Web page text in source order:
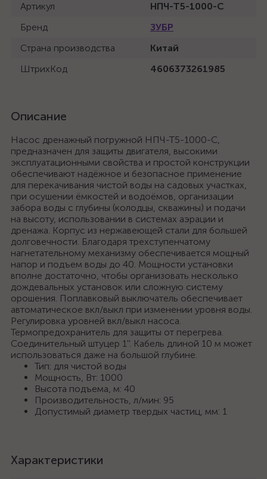
Артикул
НПЧ-Т5-1000-С
Бренд
ЗУБР
Страна производства
Китай
ШтрихКод
4606373261985
Описание
Насос дренажный погружной НПЧ-Т5-1000-С,
предназначен для защиты двигателя, высокими
эксплуатационными свойства и простой конструкции
обеспечивают надёжное и безопасное применение
для перекачивания чистой воды на садовых участках,
при осушении ёмкостей и водоёмов, организации
забора воды с глубины (колодцы, скважины) и подачи
на высоту, использовании в системах аэрации и
дренажа. Корпус из нержавеющей стали для большей
долговечности. Благодаря трехступенчатому
нагнетательному механизму обеспечивается мощный
напор и подъем воды до 40. Мощности установки
вполне достаточно, чтобы организовать несколько
дождевальных установок или сложную систему
орошения. Поплавковый выключатель обеспечивает
автоматическое вкл/выкл при изменении уровня воды.
Регулировка уровней вкл/выкл насоса.
Термопредохранитель для защиты от перегрева.
Соединительный штуцер 1''. Кабель длиной 10 м может
использоваться даже на большой глубине.
Тип: для чистой воды
Мощность, Вт: 1000
Высота подъема, м: 40
Производительность, л/мин: 95
Допустимый диаметр твердых частиц, мм: 1
Характеристики